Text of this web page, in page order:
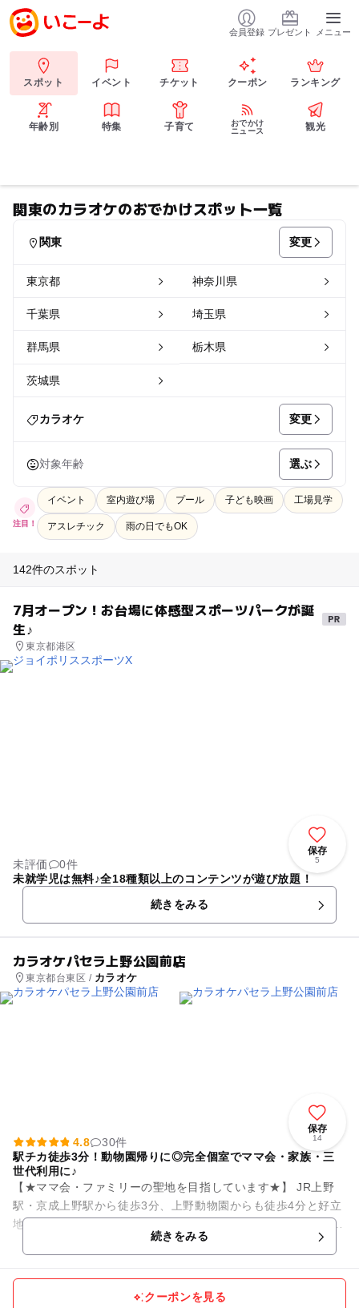
会員登録 プレゼント メニュー
スポット イベント チケット クーポン ランキング
年齢別 特集 子育て
おでかけ
ニュース
観光
関東のカラオケのおでかけスポット一覧
関東 変更
東京都 神奈川県
千葉県 埼玉県
群馬県 栃木県
茨城県
カラオケ 変更
対象年齢 選ぶ
注目！
イベント 室内遊び場 プール 子ども映画 工場見学
アスレチック 雨の日でもOK
142件のスポット
7月オープン！お台場に体感型スポーツパークが誕
生♪
東京都港区
保存
5
未評価
0件
未就学児は無料♪全18種類以上のコンテンツが遊び放題！
続きをみる
カラオケパセラ上野公園前店
東京都台東区 / カラオケ
保存
14
4.8
30件
駅チカ徒歩3分！動物園帰りに◎完全個室でママ会・家族・三
世代利用に♪
【★ママ会・ファミリーの聖地を目指しています★】 JR上野
駅・京成上野駅から徒歩3分、上野動物園からも徒歩4分と好立
地。 「子ども連れだと周りの目が気になる…」そんなお悩みも
続きをみる
クーポンを見る